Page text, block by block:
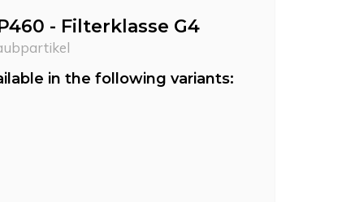
- Filterklasse G4
in the following variants: